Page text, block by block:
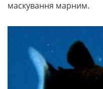
маскування марним.